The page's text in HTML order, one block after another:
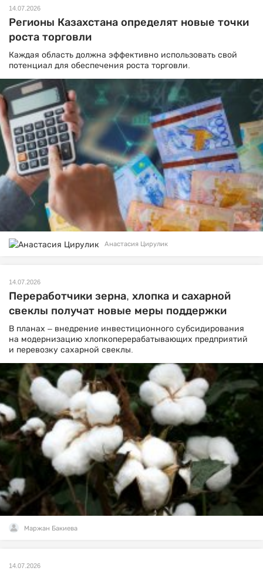
14.07.2026
Регионы Казахстана определят новые точки
роста торговли
Каждая область должна эффективно использовать свой
потенциал для обеспечения роста торговли.
Анастасия Цирулик
14.07.2026
Переработчики зерна, хлопка и сахарной
свеклы получат новые меры поддержки
В планах – внедрение инвестиционного субсидирования
на модернизацию хлопкоперерабатывающих предприятий
и перевозку сахарной свеклы.
Маржан Бакиева
14.07.2026